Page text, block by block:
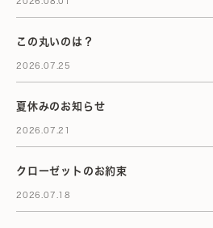
この丸いのは？
2026.07.25
夏休みのお知らせ
2026.07.21
クローゼットのお約束
2026.07.18